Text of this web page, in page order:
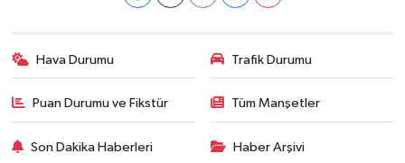
Hava Durumu Trafik Durumu
Puan Durumu ve Fikstür Tüm Manşetler
Son Dakika Haberleri Haber Arşivi